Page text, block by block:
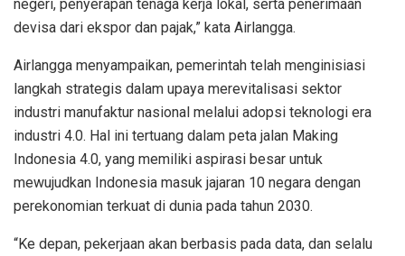
negeri, penyerapan tenaga kerja lokal, serta penerimaan
devisa dari ekspor dan pajak,” kata Airlangga.
Airlangga menyampaikan, pemerintah telah menginisiasi
langkah strategis dalam upaya merevitalisasi sektor
industri manufaktur nasional melalui adopsi teknologi era
industri 4.0. Hal ini tertuang dalam peta jalan Making
Indonesia 4.0, yang memiliki aspirasi besar untuk
mewujudkan Indonesia masuk jajaran 10 negara dengan
perekonomian terkuat di dunia pada tahun 2030.
“Ke depan, pekerjaan akan berbasis pada data, dan selalu